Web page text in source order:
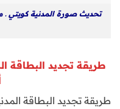
تحديث صورة المدنية كويتي
طريقة تجديد البطاقة
طريقة تجديد البطاقة